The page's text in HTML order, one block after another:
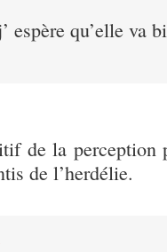
espère qu’elle va
de la perception
de l’herdélie.